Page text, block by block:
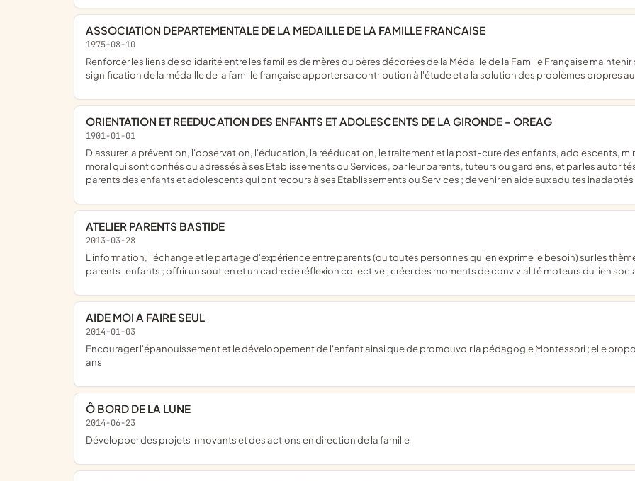
ASSOCIATION DEPARTEMENTALE DE LA MEDAILLE DE LA FAMILLE FRANCAISE
1975-08-10
renforcer les liens de solidarité entre les familles de mères ou pères décorées de la Médaille de la Famille Française maintenir par tous les moyens jugés utiles la haute
signification de la médaille de la famille française apporter sa contribution à l'étude et a la solution des problèmes propres
ORIENTATION ET REEDUCATION DES ENFANTS ET ADOLESCENTS DE LA GIRONDE - OREAG
1901-01-01
d'assurer la prévention, l'observation, l'éducation, la rééducation, le traitement et la post-cure des enfants, adolescents, mineurs inadaptés ou non, délinquants ou en danger
moral qui sont confiés ou adressés à ses Etablissements ou Services, par leur parents, tuteurs ou gardiens, et par les
parents des enfants et adolescents qui ont recours à ses Etablissements ou Services ; de venir en aide aux adultes
ATELIER PARENTS BASTIDE
2013-03-28
l'information, l'échange et le partage d'expérience entre parents (ou toutes personnes qui en exprime le besoin) sur les thèmes de la parentalité ; valoriser, favoriser les relations
parents-enfants ; offrir un soutien et un cadre de réflexion collective ; créer des moments de convivialité moteurs du lien
AIDE MOI A FAIRE SEUL
2014-01-03
encourager l'épanouissement et le développement de l'enfant ainsi que de promouvoir la pédagogie Montessori ; elle propose des ateliers éducatifs pour les enfants de 2 à 6
ans
Ô BORD DE LA LUNE
2014-06-23
développer des projets innovants et des actions en direction de la famille